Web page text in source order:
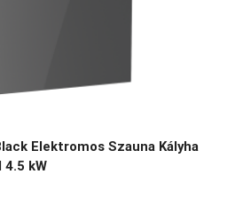
Elektromos Szauna Kályha
kW